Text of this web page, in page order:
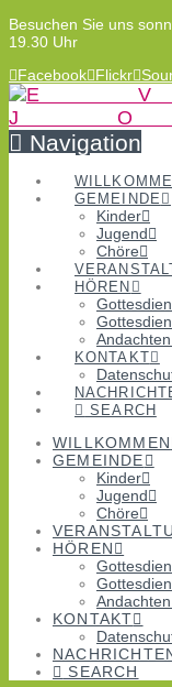
Besuchen Sie uns
19.30 Uhr
Facebook Flickr
Navigation
GEMEINDE
Kinder
Jugend
Chöre
HÖREN
KONTAKT
SEARCH
WILLKOMMEN
GEMEINDE
Kinder
Jugend
Chöre
HÖREN
KONTAKT
SEARCH